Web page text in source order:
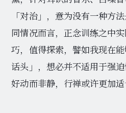
「对治」，意为没有一种方
同情况而言，正念训练之中
巧，值得探索，譬如我现在
话头」，想必并不适用于强
好动而非静，行禅或许更加适